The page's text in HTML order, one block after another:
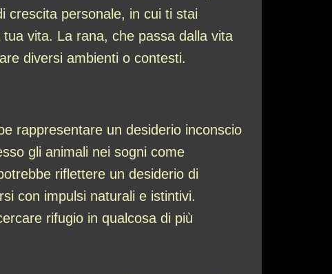
crescita personale, in cui ti stai
vita. La rana, che passa dalla vita
diversi ambienti o contesti.
rappresentare un desiderio inconscio
gli animali nei sogni come
riflettere un desiderio di
con impulsi naturali e istintivi.
rifugio in qualcosa di più